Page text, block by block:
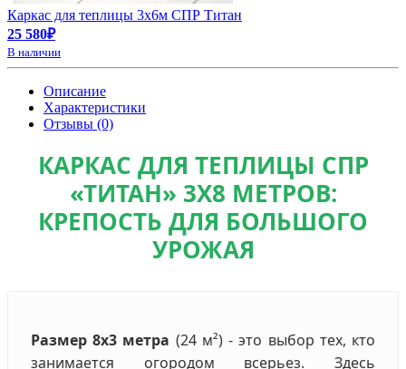
Каркас для теплицы 3х6м СПР Титан
25 580₽
В наличии
Описание
Характеристики
Отзывы (0)
КАРКАС ДЛЯ ТЕПЛИЦЫ СПР
«ТИТАН» 3Х8 МЕТРОВ:
КРЕПОСТЬ ДЛЯ БОЛЬШОГО
УРОЖАЯ
Размер 8х3 метра (24 м²) - это выбор тех, кто
занимается огородом всерьез. Здесь